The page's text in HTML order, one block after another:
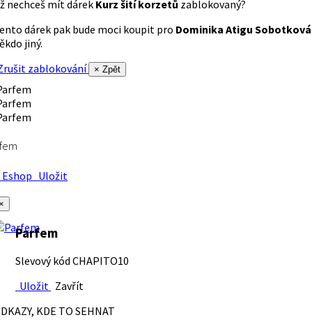
nechceš mít dárek Kurz šití korzetů zablokovaný?
dárek pak bude moci koupit pro Dominika Atigu Sobotková
jiný.
zablokování
× Zpět
Uložit
Parfem
Slevový kód CHAPITO10
Uložit Zavřít
KDE TO SEHNAT